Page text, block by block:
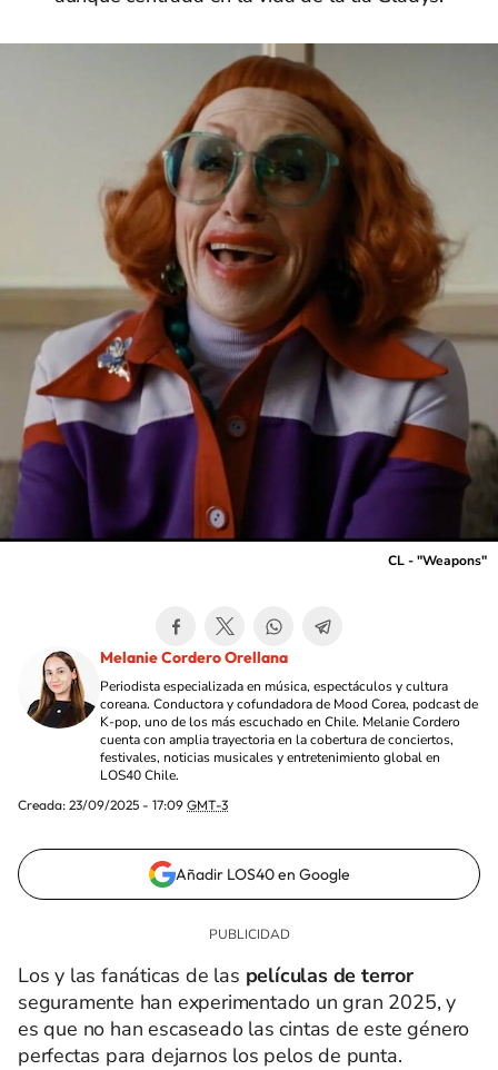
CL - "Weapons"
Melanie Cordero Orellana
Periodista especializada en música, espectáculos y cultura
coreana. Conductora y cofundadora de Mood Corea, podcast de
K-pop, uno de los más escuchado en Chile. Melanie Cordero
cuenta con amplia trayectoria en la cobertura de conciertos,
festivales, noticias musicales y entretenimiento global en
LOS40 Chile.
Creada: 23/09/2025 - 17:09 GMT-3
Añadir LOS40 en Google
Los y las fanáticas de las películas de terror
seguramente han experimentado un gran 2025, y
es que no han escaseado las cintas de este género
perfectas para dejarnos los pelos de punta.